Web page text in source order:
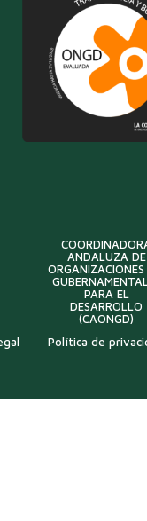
ANDALUZA DE
PARA EL
DESARROLLO
(CAONGD)
Política de